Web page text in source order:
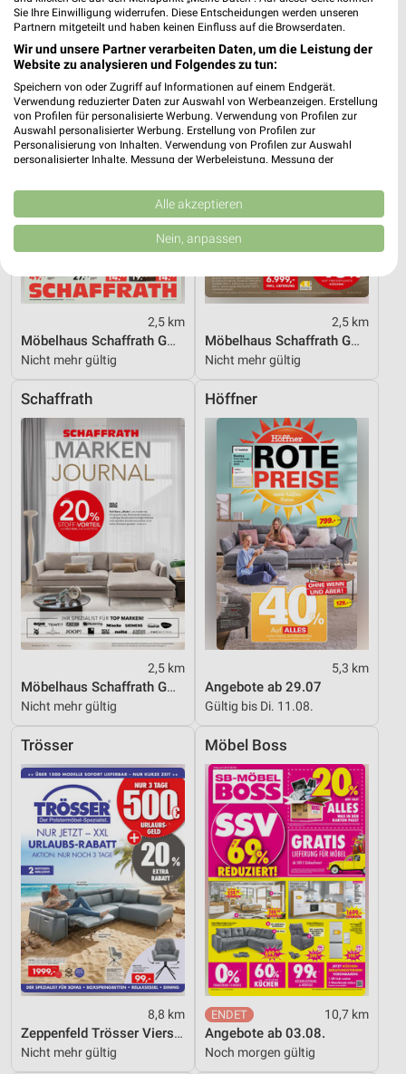
Gültig bis Sa. 15.08. Gültig bis Sa. 26.09.
Schaffrath
2,5 km
Möbelhaus Schaffrath GmbH & Co. KG
Nicht mehr gültig
Schaffrath
2,5 km
Möbelhaus Schaffrath GmbH & Co. KG
Nicht mehr gültig
Schaffrath
2,5 km
Möbelhaus Schaffrath GmbH & Co. KG
Nicht mehr gültig
Höffner
5,3 km
Angebote ab 29.07
Gültig bis Di. 11.08.
Trösser
8,8 km
Zeppenfeld Trösser Viersen
Nicht mehr gültig
Möbel Boss
10,7 km
Angebote ab 03.08.
Noch morgen gültig
Sie Ihre Einwilligung widerrufen. Diese Entscheidungen werden unseren
Partnern mitgeteilt und haben keinen Einfluss auf die Browserdaten.
Wir und unsere Partner verarbeiten Daten, um die Leistung der
Website zu analysieren und Folgendes zu tun:
Speichern von oder Zugriff auf Informationen auf einem Endgerät.
Verwendung reduzierter Daten zur Auswahl von Werbeanzeigen. Erstellung
von Profilen für personalisierte Werbung. Verwendung von Profilen zur
Auswahl personalisierter Werbung. Erstellung von Profilen zur
Personalisierung von Inhalten. Verwendung von Profilen zur Auswahl
personalisierter Inhalte. Messung der Werbeleistung. Messung der
Kombinationen von Daten aus verschiedenen Quellen. Entwicklung und
Verbesserung der Angebote. Verwendung reduzierter Daten zur Auswahl
von Inhalten.
Daten können außerhalb der Europäischen Union weitergegeben und in die
USA gesendet werden.
Website/App.
Partnerliste anzeigen (1 IAB-Anbieter)
Wir nutzen Ihre Daten für folgende Zwecke:
auf einem Endgerät
Verwendung reduzierter Daten zur Auswahl von
Werbeanzeigen
Erstellung von Profilen für personalisierte
Werbung
Verwendung von Profilen zur Auswahl
personalisierter Werbung
Erstellung von Profilen zur Personalisierung
von Inhalten
Verwendung von Profilen zur Auswahl
Messung der Werbeleistung
Analyse von Zielgruppen durch Statistiken oder
Kombinationen von Daten aus verschiedenen
Quellen
Entwicklung und Verbesserung der Angebote
Verwendung reduzierter Daten zur Auswahl von
Inhalten
IAB-Besonderheiten:
Verwendung genauer Standortdaten
Geräte anhand von aktiv angeforderten
Informationen identifizieren
Nicht-IAB-Verarbeitungszwecke:
Notwendig
Alle akzeptieren
Nein, anpassen